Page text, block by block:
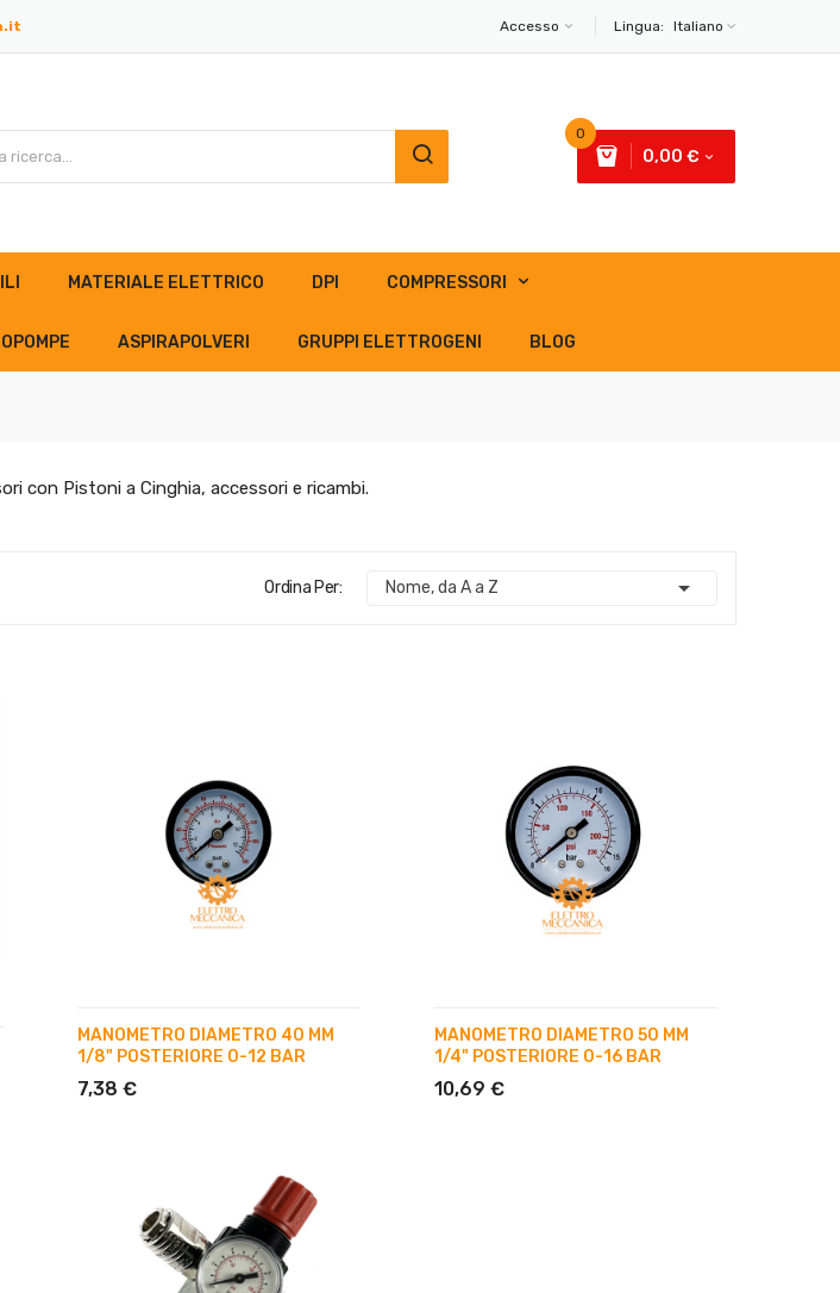
Lingua: Italiano
Accesso
0
0,00 €
MATERIALE ELETTRICO DPI COMPRESSORI
ASPIRAPOLVERI GRUPPI ELETTROGENI BLOG
con Pistoni a Cinghia, accessori e ricambi.
Ordina Per: Nome, da A a Z 
MANOMETRO DIAMETRO 40 MM
1/8" POSTERIORE 0-12 BAR
7,38 €
MANOMETRO DIAMETRO 50 MM
1/4" POSTERIORE 0-16 BAR
10,69 €